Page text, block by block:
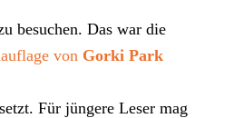
besuchen. Das war die
von Gorki Park
Für jüngere Leser mag